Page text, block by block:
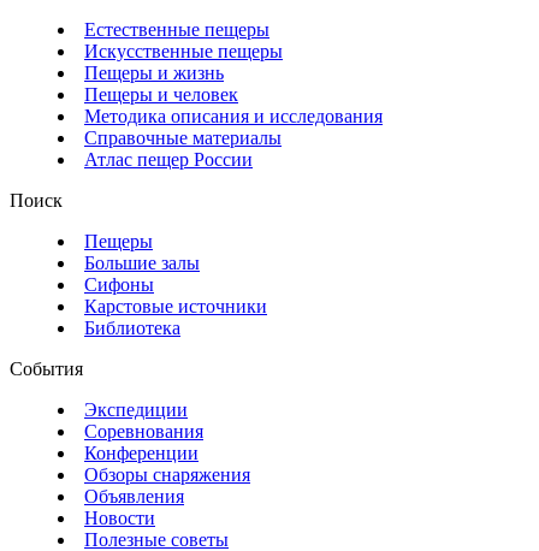
Естественные пещеры
Искусственные пещеры
Пещеры и жизнь
Пещеры и человек
Методика описания и исследования
Справочные материалы
Атлас пещер России
Поиск
Пещеры
Большие залы
Сифоны
Карстовые источники
Библиотека
События
Экспедиции
Соревнования
Конференции
Обзоры снаряжения
Объявления
Новости
Полезные советы